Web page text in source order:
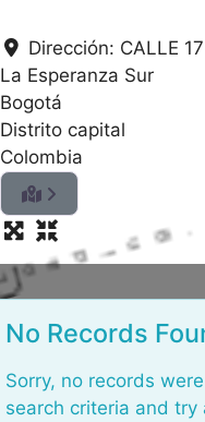
Dirección: CALLE
La Esperanza Sur
Bogotá
Distrito capital
Colombia
o
No Records
Sorry, no records
search criteria and try